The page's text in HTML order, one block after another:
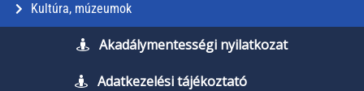
Kultúra, múzeumok
Akadálymentességi nyilatkozat
Adatkezelési tájékoztató